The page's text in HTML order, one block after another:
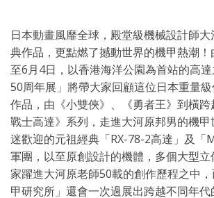
日本動畫風靡全球，殿堂級機械設計師
典作品，更點燃了撼動世界的機甲熱潮
至6月4日，以香港海洋公園為首站的高
50周年展」將帶大家回顧這位日本重量
作品，由《小雙俠》、《勇者王》到橫
戰士高達》系列，走進大河原邦男的機甲
迷歡迎的元祖經典「RX-78-2高達」及「
軍團，以至原創設計的機體，多個大型
家躍進大河原老師50載的創作歷程之中
甲研究所」還會一次過展出跨越不同年